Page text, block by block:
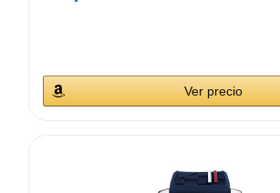
Ver precio